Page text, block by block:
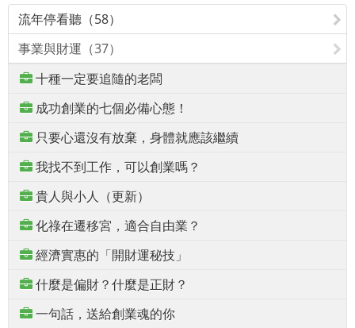
流年停看聽（58）
事業與財運（37）
十種一定要追隨的老闆
成功創業的七個必備心態！
只要心還沒有放棄，身體就應該繼續
我找不到工作，可以創業嗎？
貴人與小人（更新）
化祿在遷移宮，適合自由業？
經濟實惠的「開財運秘技」
什麼是偏財？什麼是正財？
一句話，送給創業魂的你